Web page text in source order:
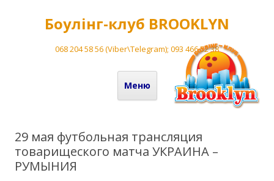
Боулінг-клуб BROOKLYN
068 204 58 56 (Viber\Telegram); 093 466 52 38
Меню
Перейти до вмісту
29 мая футбольная трансляция
товарищеского матча УКРАИНА –
РУМЫНИЯ